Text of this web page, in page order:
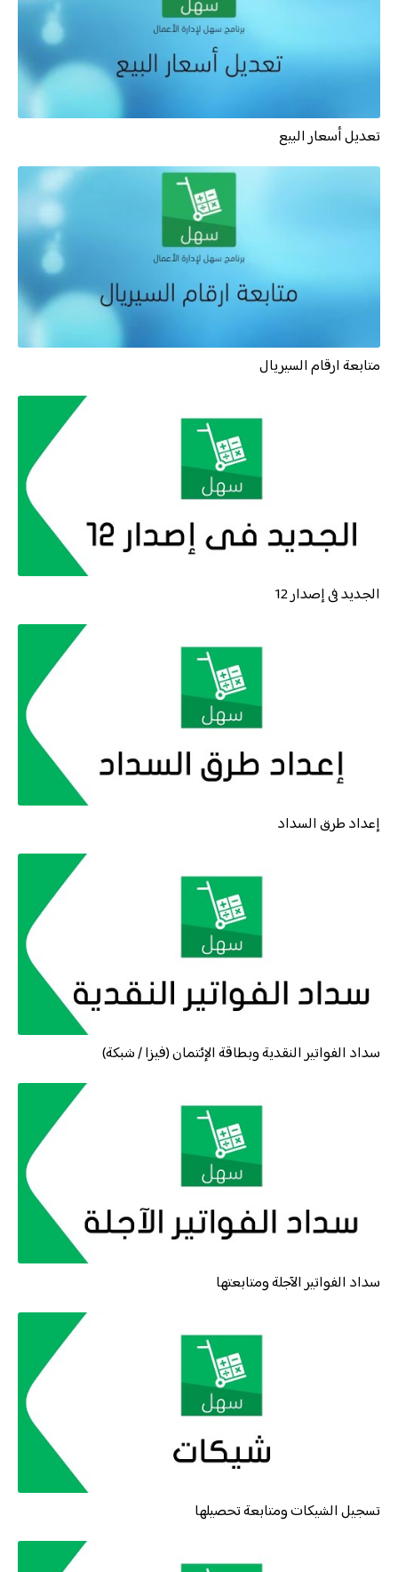
تعديل أسعار البيع
متابعة ارقام السيريال
الجديد فى إصدار 12
إعداد طرق السداد
سداد الفواتير النقدية وبطاقة الإئتمان (فيزا / شبكة)
سداد الفواتير الآجلة ومتابعتها
تسجيل الشيكات ومتابعة تحصيلها